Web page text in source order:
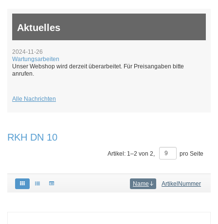
Aktuelles
2024-11-26
Wartungsarbeiten
Unser Webshop wird derzeit überarbeitet. Für Preisangaben bitte
anrufen.
Alle Nachrichten
RKH DN 10
Artikel: 1–2 von 2, pro Seite
Name ArtikelNummer